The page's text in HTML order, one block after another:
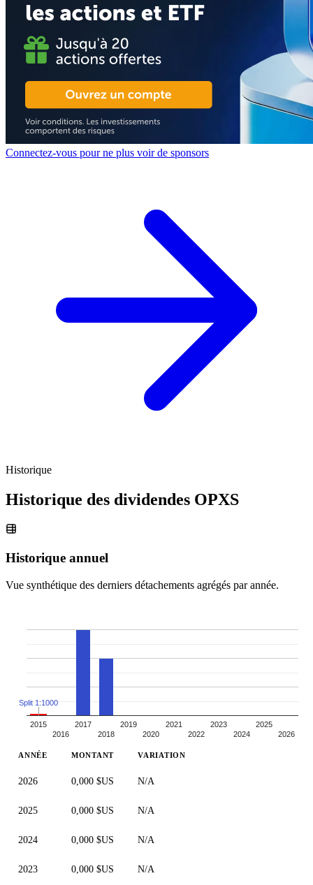
Connectez-vous pour ne plus voir de sponsors
Historique
Historique des dividendes OPXS
Historique annuel
Vue synthétique des derniers détachements agrégés par année.
2015
2016
2017
2018
2019
2020
2021
2022
2023
2024
2025
2026
Split 1:1000
ANNÉE MONTANT VARIATION
2026 0,000 $US N/A
2025 0,000 $US N/A
2024 0,000 $US N/A
2023 0,000 $US N/A